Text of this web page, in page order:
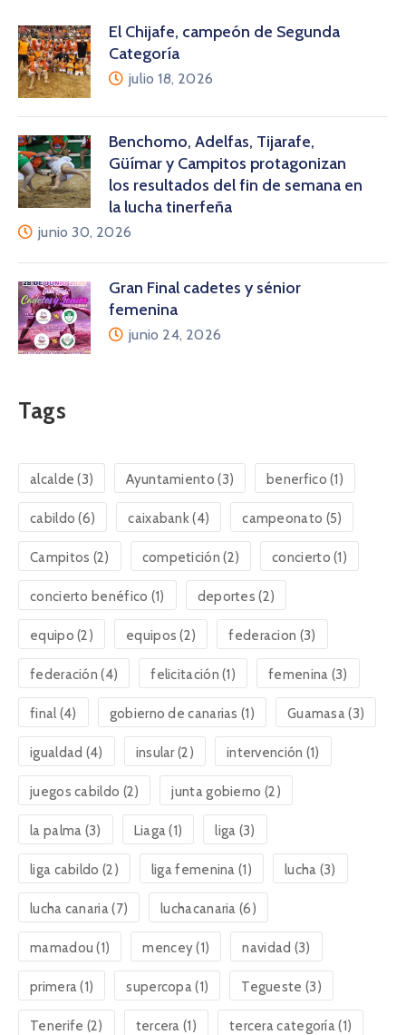
El Chijafe, campeón de Segunda
Categoría
julio 18, 2026
Benchomo, Adelfas, Tijarafe,
Güímar y Campitos protagonizan
los resultados del fin de semana en
la lucha tinerfeña
junio 30, 2026
Gran Final cadetes y sénior
femenina
junio 24, 2026
Tags
alcalde (3) Ayuntamiento (3) benerfico (1)
cabildo (6) caixabank(4) campeonato (5)
Campitos (2) competición (2) concierto (1)
concierto benéfico (1) deportes (2)
equipo (2) equipos (2) federacion (3)
federación (4) felicitación (1) femenina (3)
final(4) gobierno de canarias (1) Guamasa(3)
igualdad (4) insular(2) intervención (1)
juegos cabildo (2) junta gobierno (2)
la palma (3) Liaga(1) liga (3)
liga cabildo (2) liga femenina (1) lucha (3)
lucha canaria(7) luchacanaria (6)
mamadou (1) mencey(1) navidad (3)
primera(1) supercopa(1) Tegueste (3)
Tenerife (2) tercera (1) tercera categoría(1)